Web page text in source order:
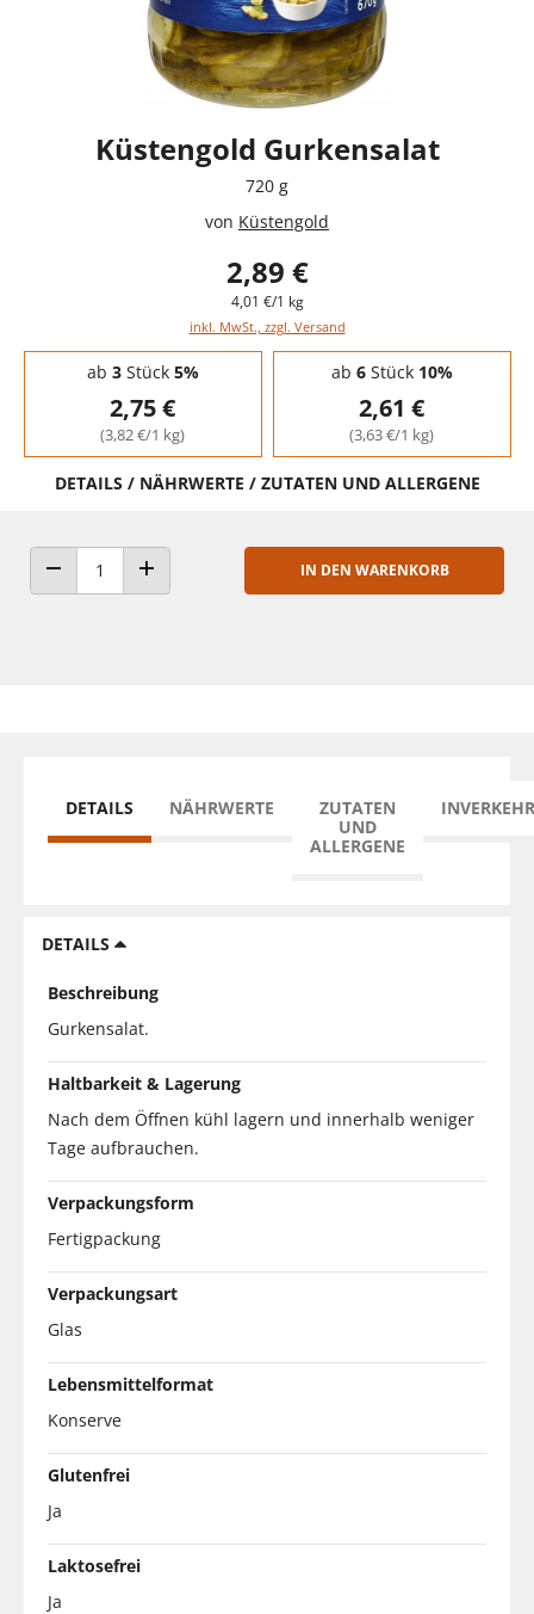
Küstengold Gurkensalat
720 g
von Küstengold
2,89 €
4,01 €/1 kg
inkl. MwSt., zzgl. Versand
Staffelpreise - Mengenrabatt
ab 3Stück 5%
2,75 €
(3,82 €/1 kg)
ab 6Stück 10%
2,61 €
(3,63 €/1 kg)
DETAILS / NÄHRWERTE / ZUTATEN UND ALLERGENE
ANZAHL VERRINGERNANZAHL ERHÖHEN
IN DEN WARENKORB
DETAILS NÄHRWERTE
ZUTATEN
UND
ALLERGENE
DETAILS
Beschreibung
Gurkensalat.
Haltbarkeit & Lagerung
Nach dem Öffnen kühl lagern und innerhalb weniger
Tage aufbrauchen.
Verpackungsform
Fertigpackung
Verpackungsart
Glas
Lebensmittelformat
Konserve
Glutenfrei
Ja
Laktosefrei
Ja